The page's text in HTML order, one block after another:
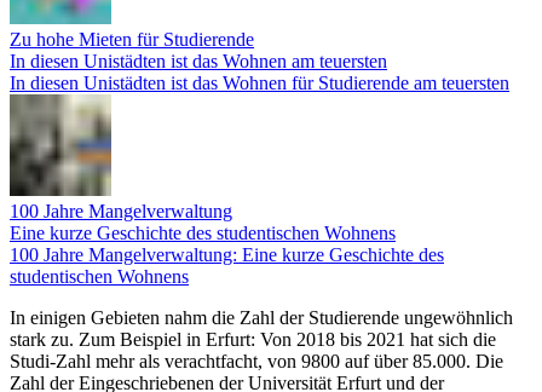
Zu hohe Mieten für Studierende
In diesen Unistädten ist das Wohnen am teuersten
In diesen Unistädten ist das Wohnen für Studierende am teuersten
100 Jahre Mangelverwaltung
Eine kurze Geschichte des studentischen Wohnens
100 Jahre Mangelverwaltung: Eine kurze Geschichte des
studentischen Wohnens
In einigen Gebieten nahm die Zahl der Studierende ungewöhnlich
stark zu. Zum Beispiel in Erfurt: Von 2018 bis 2021 hat sich die
Studi-Zahl mehr als verachtfacht, von 9800 auf über 85.000. Die
Zahl der Eingeschriebenen der Universität Erfurt und der